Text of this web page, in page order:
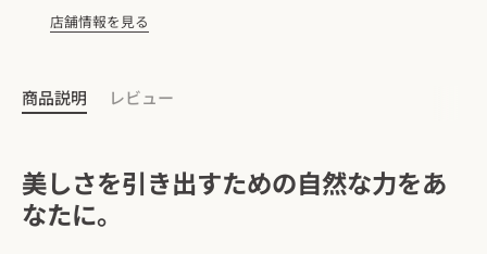
店舗情報を見る
商品説明 レビュー
美しさを引き出すための自然な力をあ
なたに。